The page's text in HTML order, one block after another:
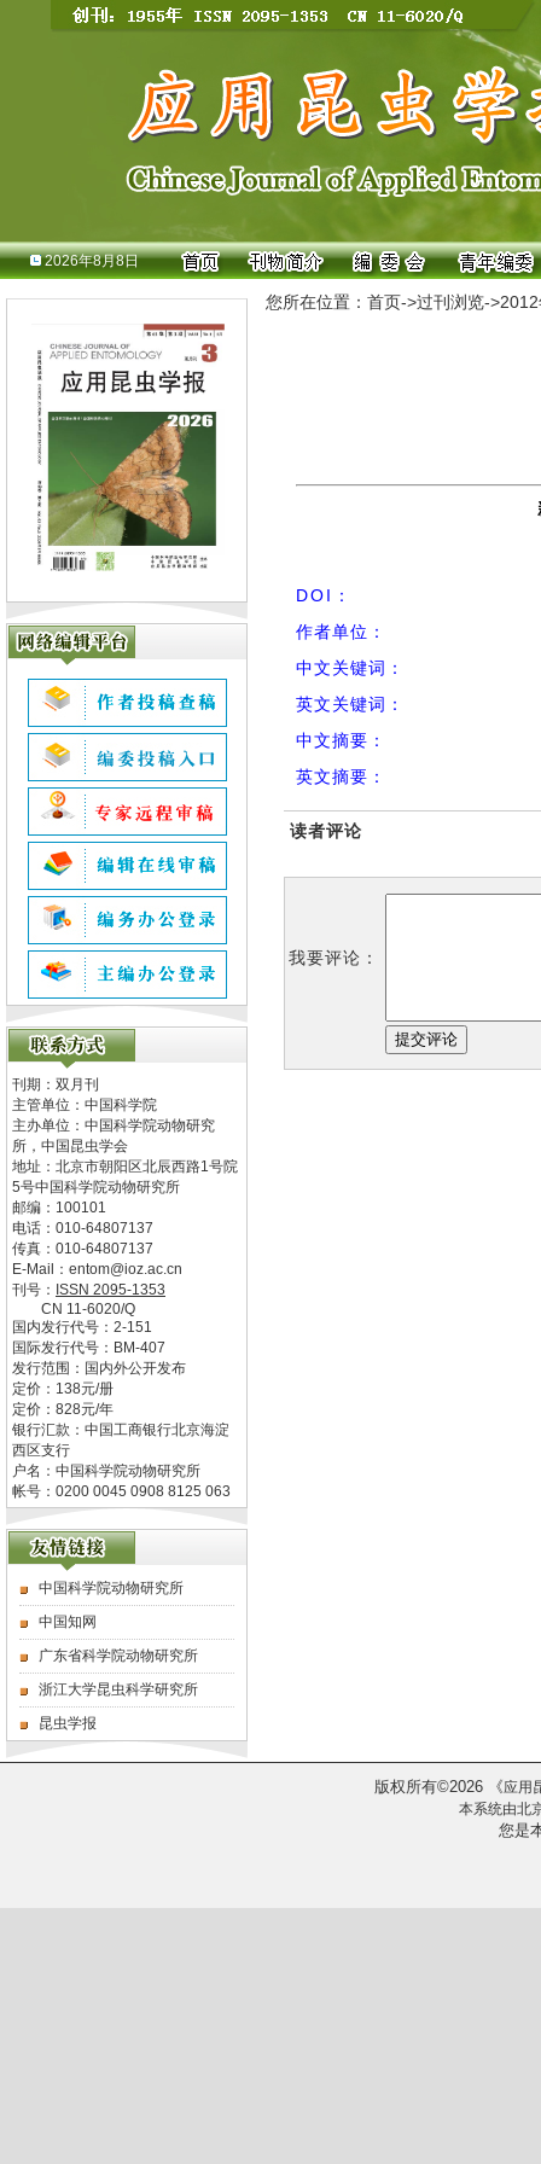
2026年8月8日
刊期：双月刊
主管单位： 中国科学院
主办单位： 中国科学院动物研究
所，中国昆虫学会
地址： 北京市朝阳区北辰西路1号院
5号中国科学院动物研究所
邮编： 100101
电话： 010-64807137
传真： 010-64807137
E-Mail： entom@ioz.ac.cn
刊号： ISSN 2095-1353
CN 11-6020/Q
国内发行代号： 2-151
国际发行代号： BM-407
发行范围：国内外公开发布
定价： 138元/册
定价： 828元/年
银行汇款：中国工商银行北京海淀
西区支行
户名：中国科学院动物研究所
帐号：0200 0045 0908 8125 063
中国科学院动物研究所
中国知网
广东省科学院动物研究所
浙江大学昆虫科学研究所
昆虫学报
您所在位置： 首页->过刊浏览->
DOI：
作者单位：
中文关键词：
英文关键词：
中文摘要：
英文摘要：
读者评论
我要评论：
版权所有©2026 《应用
本系统由北
您是